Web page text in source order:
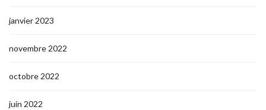
janvier 2023
novembre 2022
octobre 2022
juin 2022